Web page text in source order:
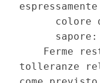
colore
Ferme
tolleranze